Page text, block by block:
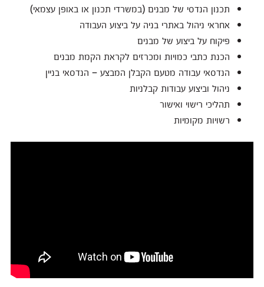
תכנון הנדסי של מבנים (במשרדי תכנון או באופן עצמאי)
אחראי ניהול באתרי בניה על ביצוע העבודה
פיקוח על ביצוע של מבנים
הכנת כתבי כמויות ומכרזים לקראת הקמת מבנים
הנדסאי עבודה מטעם הקבלן המבצע – הנדסאי בניין
ניהול וביצוע עבודות קבלניות
תהליכי רישוי ואישור
רשויות מקומיות